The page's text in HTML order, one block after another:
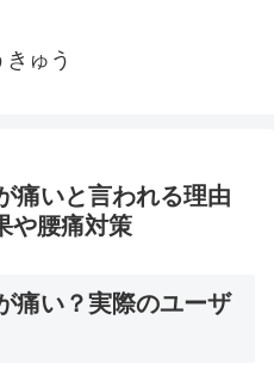
きゅう
痛いと言われる理由
や腰痛対策
痛い？実際のユーザ